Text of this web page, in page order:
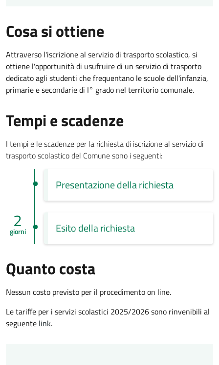
Cosa si ottiene
Attraverso l'iscrizione al servizio di trasporto scolastico, si
ottiene l'opportunità di usufruire di un servizio di trasporto
dedicato agli studenti che frequentano le scuole dell'infanzia,
primarie e secondarie di I° grado nel territorio comunale.
Tempi e scadenze
I tempi e le scadenze per la richiesta di iscrizione al servizio di
trasporto scolastico del Comune sono i seguenti:
Presentazione della richiesta
2
giorni Esito della richiesta
Quanto costa
Nessun costo previsto per il procedimento on line.
Le tariffe per i servizi scolastici 2025/2026 sono rinvenibili al
seguente link.